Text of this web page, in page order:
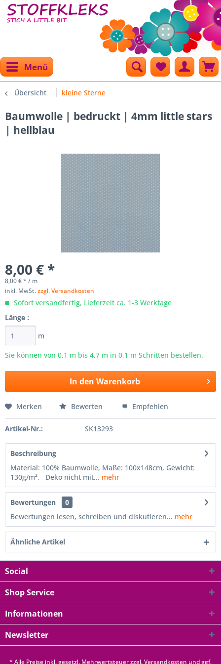
Menü
Übersicht kleine Sterne
Baumwolle | bedruckt | 4mm little stars
| hellblau
8,00 € *
8,00 € * / m
inkl. MwSt.zzgl. Versandkosten
Sofort versandfertig, Lieferzeit ca. 1-3 Werktage
Länge :
m
Sie können von 0,1 m bis 4,7 m in 0,1 m Schritten bestellen.
In den Warenkorb
Merken Bewerten Empfehlen
Artikel-Nr.: SK13293
Beschreibung
Material: 100% Baumwolle, Maße: 100x148cm, Gewicht:
130g/m², Deko nicht mit... mehr
Bewertungen
0
Bewertungen lesen, schreiben und diskutieren... mehr
Ähnliche Artikel
Social
Shop Service
Informationen
Newsletter
* Alle Preise inkl. gesetzl. Mehrwertsteuer zzgl.Versandkosten und ggf.